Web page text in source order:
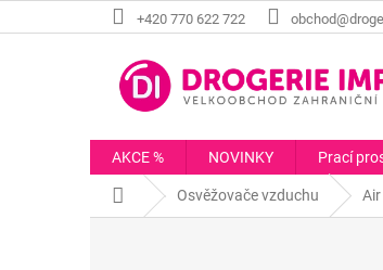
na
+420 770 622 722
AKCE % NOVINKY Prací
Domů Osvěžovače vzduchu